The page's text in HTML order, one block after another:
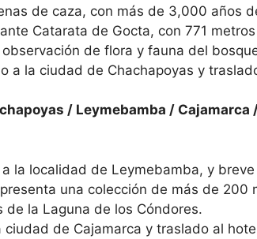
de caza, con más de 3,000 años
Catarata de Gocta, con 771
de flora y fauna del
a la ciudad de Chachapoyas y
/ Leymebamba / Cajamarca /
la localidad de Leymebamba, y
una colección de más de 200
de la Laguna de los Cóndores.
ciudad de Cajamarca y traslado al